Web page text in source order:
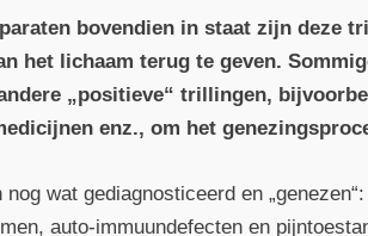
bovendien in staat zijn deze
het lichaam terug te geven.
„positieve“ trillingen,
enz., om het
wat gediagnosticeerd en
auto-immuundefecten en